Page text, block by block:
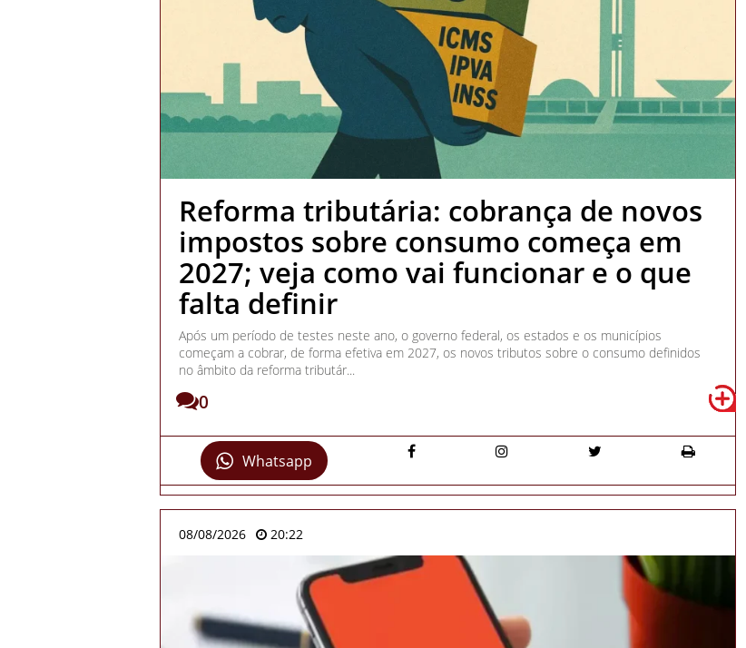
Reforma tributária: cobrança de novos
impostos sobre consumo começa em
2027; veja como vai funcionar e o que
falta definir
Após um período de testes neste ano, o governo federal, os estados e os municípios
começam a cobrar, de forma efetiva em 2027, os novos tributos sobre o consumo definidos
no âmbito da reforma tributár...
0
Whatsapp
08/08/2026 20:22